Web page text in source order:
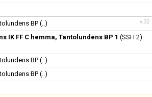
v.32
BP (..)
IK FF C hemma, Tantolundens BP 1 (SSH 2)
BP (..)
BP (..)